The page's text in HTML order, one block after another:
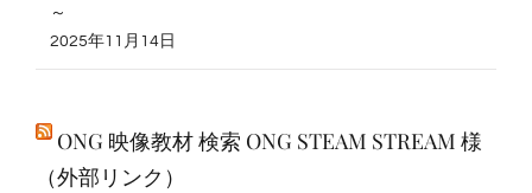
～
2025年11月14日
ONG 映像教材 検索 ONG STEAM STREAM 様
（外部リンク）